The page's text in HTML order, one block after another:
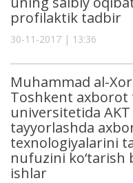
profilaktik tadbir
30-11-2017 | 13:36
Muhammad al-
Toshkent axborot
universitetida
tayyorlashda
texnologiyalarini
nufuzini ko‘tarish
ishlar